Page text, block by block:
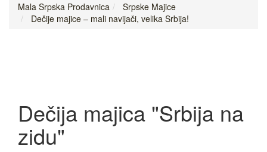
Mala Srpska Prodavnica
Srpske Majice
Dečije majice – mali navijači, velika Srbija!
Dečija majica "Srbija na
zidu"